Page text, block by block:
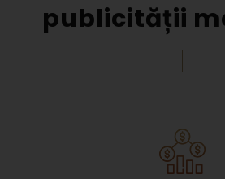
publicității